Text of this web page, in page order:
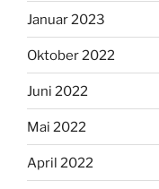
Januar 2023
Oktober 2022
Juni 2022
Mai 2022
April 2022